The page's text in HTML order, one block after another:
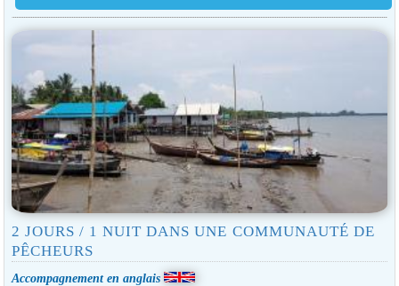
2 JOURS / 1 NUIT DANS UNE COMMUNAUTÉ DE
PÊCHEURS
Accompagnement en anglais